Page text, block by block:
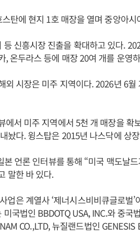
탄에 현지 1호 매장을 열며 중앙아
신흥시장 진출을 확대하고 있다.
, 온두라스 등에 매장 20여 개를 운영
외 시장은 미주 지역이다. 2026년 6
에서 미주 지역에서 5천 개 매장을 확
놨다. 윙스탑은 2015년 나스닥에 상
본 언론 인터뷰를 통해 “미국 맥도날
말한 바 있다.
업은 계열사 ‘제너시스비비큐글로벌
국법인 BBDOTQ USA, INC.와 중국
CO.,LTD, 뉴질랜드법인